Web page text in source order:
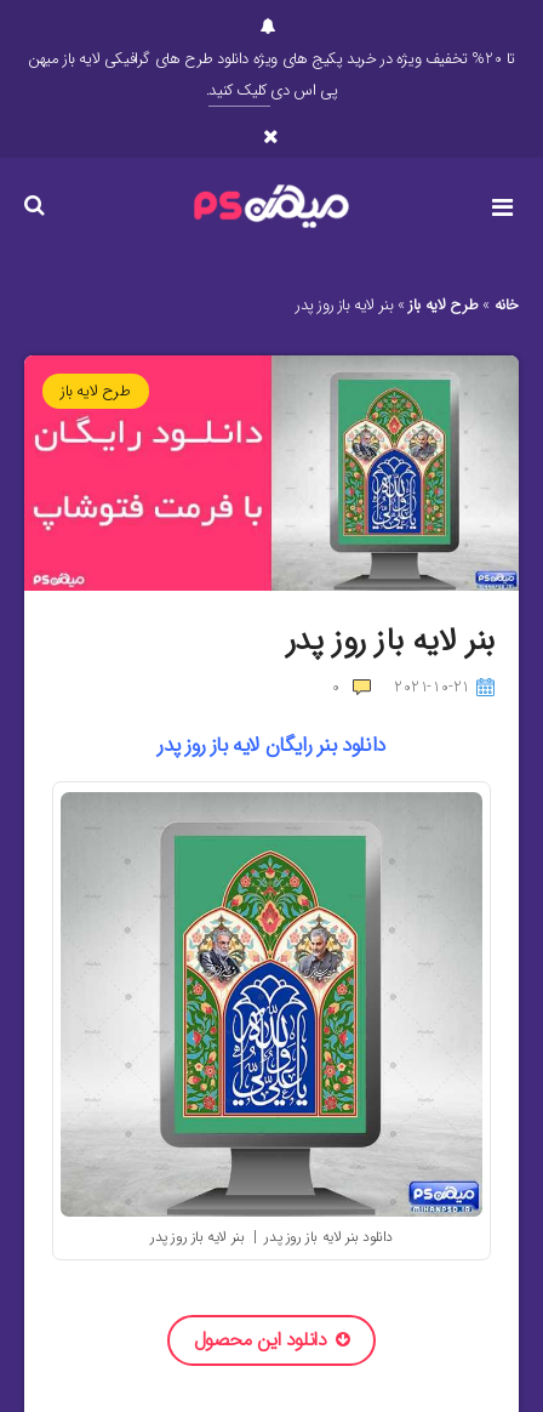
تا 20% تخفیف ویژه در خرید پکیج های ویژه دانلود طرح های گرافیکی لایه باز میهن
پی اس دیکلیک کنید.
خانه »طرح لایه باز»بنر لایه باز روز پدر
طرح لایه باز
بنر لایه باز روز پدر
2021-10-21
0
دانلود بنر رایگان لایه باز روز پدر
دانلود بنر لایه باز روز پدر | بنر لایه باز روز پدر
دانلود این محصول